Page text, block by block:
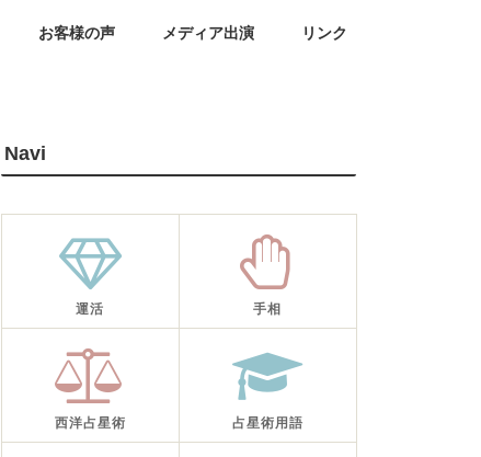
お客様の声 メディア出演 リンク
Navi
運活 手相
西洋占星術 占星術用語